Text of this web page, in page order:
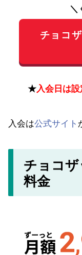
＼
チョコ
★入会日は設
入会は公式サイト
チョコ
料金